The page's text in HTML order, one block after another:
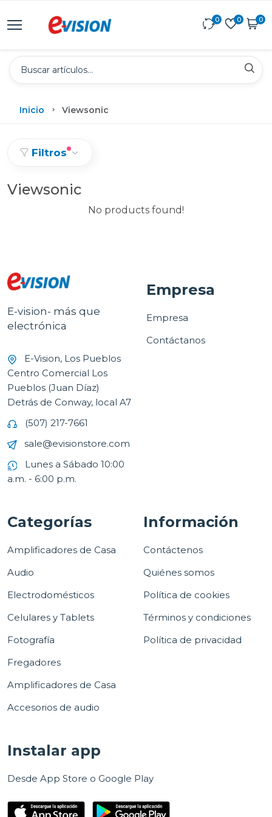
0 0 0
Inicio Viewsonic
Filtros
Viewsonic
No products found!
E-vision- más que
electrónica
E-Vision, Los Pueblos
Centro Comercial Los
Pueblos (Juan Díaz)
Detrás de Conway, local A7
(507) 217-7661
sale@evisionstore.com
Lunes a Sábado 10:00
a.m. - 6:00 p.m.
Empresa
Empresa
Contáctanos
Categorías
Amplificadores de Casa
Audio
Electrodomésticos
Celulares y Tablets
Fotografía
Fregadores
Amplificadores de Casa
Accesorios de audio
Información
Contáctenos
Quiénes somos
Política de cookies
Términos y condiciones
Política de privacidad
Instalar app
Desde App Store o Google Play